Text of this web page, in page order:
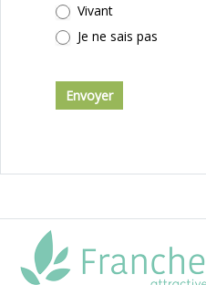
Vivant
Je ne sais pas
Envoyer